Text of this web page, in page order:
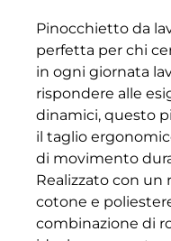
Pinocchietto da
perfetta per chi
in ogni giornata
rispondere alle
dinamici, questo
il taglio
di movimento
Realizzato con
cotone e
combinazione di